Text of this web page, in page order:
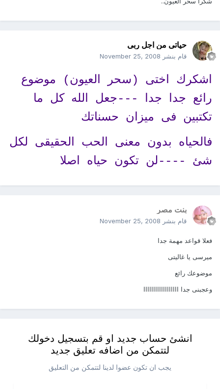
حياتى من اجل ربى
قام بنشر November 25, 2008
اشكرك اختى (سحر العيون) موضوع
رائع جدا جدا ---جعل الله كل ما
تكتبين فى ميزان حسناتك
فالحياه بدون معنى الحب الحقيقى لكل
شئ ----لن تكون حياه اصلا
بنت مصر
قام بنشر November 25, 2008
فعلا قواعد مهمة جدا
ميرسى يا غاليتى
موضوعك رائع
وعجبنى جدا اااااااااااااااااا
انشئ حساب جديد او قم بتسجيل دخولك
لتتمكن من اضافه تعليق جديد
يجب ان تكون عضوا لدينا لتتمكن من التعليق